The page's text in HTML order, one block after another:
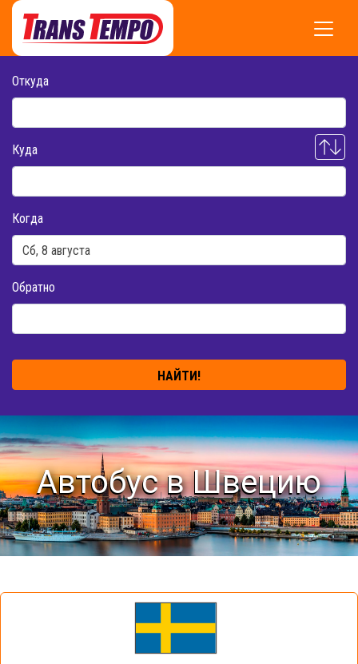
Откуда
Куда
Когда
Обратно
НАЙТИ!
Автобус в Швецию